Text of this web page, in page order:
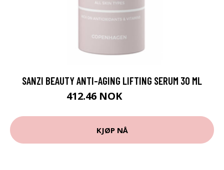
SANZI BEAUTY ANTI-AGING LIFTING SERUM 30 ML
412.46 NOK
KJØP NÅ